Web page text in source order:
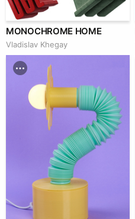
MONOCHROME HOME
Vladislav Khegay